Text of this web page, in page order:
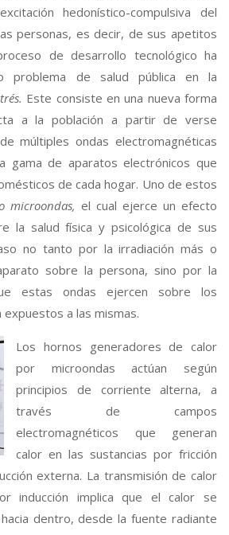
hedonístico-compulsiva del
personas, es decir, de sus apetitos
de desarrollo tecnológico ha
problema de salud pública en la
Este consiste en una nueva forma
a la población a partir de verse
múltiples ondas electromagnéticas
gama de aparatos electrónicos que
de cada hogar. Uno de estos
microondas, el cual ejerce un efecto
la salud física y psicológica de sus
no tanto por la irradiación más o
sobre la persona, sino por la
estas ondas ejercen sobre los
a las mismas.
Los hornos generadores de calor
por microondas actúan según
principios de corriente alterna, a
través de campos
electromagnéticos que generan
calor en las sustancias por fricción
externa. La transmisión de calor
inducción implica que el calor se
dentro, desde la fuente radiante